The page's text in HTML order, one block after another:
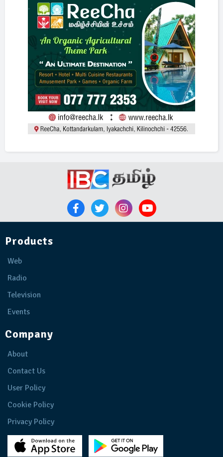
Products
Web
Radio
Television
Events
Company
About
Contact Us
User Policy
Cookie Policy
Privacy Policy